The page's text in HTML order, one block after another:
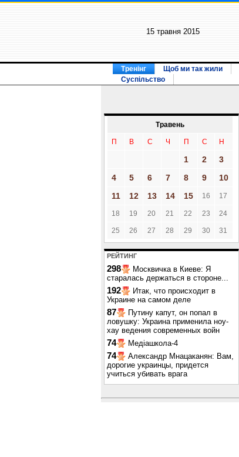
15 травня 2015
Тренінг Щоб ми так жили
Суспільство
Травень
П В С Ч П С Н
1 2
3
4
5 6 7 8 9
10
11
12 13 14 15 16 17
18 19 20 21 22 23 24
25 26 27 28 29 30 31
РЕЙТИНГ
298
Москвичка в Киеве: Я
старалась держаться в стороне...
192
Итак, что происходит в
Украине на самом деле
87
Путину капут, он попал в
ловушку: Украина применила ноу-
хау ведения современных войн
74 Медіашкола-4
74
Александр Мнацаканян: Вам,
дорогие украинцы, придется
учиться убивать врага